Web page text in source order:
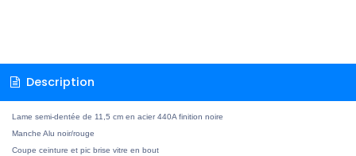
Description
Lame semi-dentée de 11,5 cm en acier 440A finition noire
Manche Alu noir/rouge
Coupe ceinture et pic brise vitre en bout